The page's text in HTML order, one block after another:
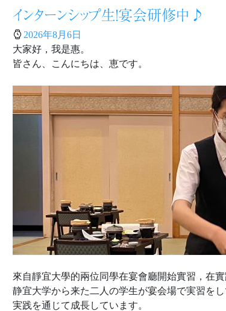
インターンシップ生！宴会研修中♪
2026年8月6日
大家好，我是惠。
皆さん、こんにちは、恵です。
來自靜宜大學的兩位同學在宴會廳開始實習，在實
静宜大学から来た二人の学生が宴会場で実習をし
実践を通じて成長しています。